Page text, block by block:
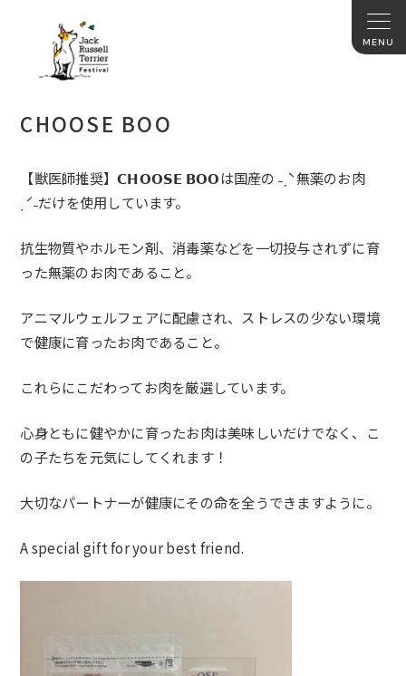
CHOOSE BOO
【獣医師推奨】𝗖𝗛𝗢𝗢𝗦𝗘 𝗕𝗢𝗢は国産の ˗ˏˋ無薬のお肉
ˎˊ˗だけを使用しています。
抗生物質やホルモン剤、消毒薬などを一切投与されずに育
った無薬のお肉であること。
アニマルウェルフェアに配慮され、 ストレスの少ない環境
で健康に育ったお肉であること。
これらにこだわってお肉を厳選しています。
心身ともに健やかに育ったお肉は美味しいだけでなく、
こ
の子たちを元気にしてくれます！
大切なパートナーが健康にその命を全うできますように。
A special gift for your best friend.